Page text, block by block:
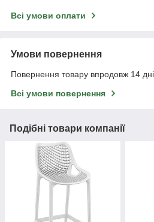
Всі умови оплати
Умови повернення
Повернення товару впродовж 14
Всі умови повернення
Подібні товари компанії